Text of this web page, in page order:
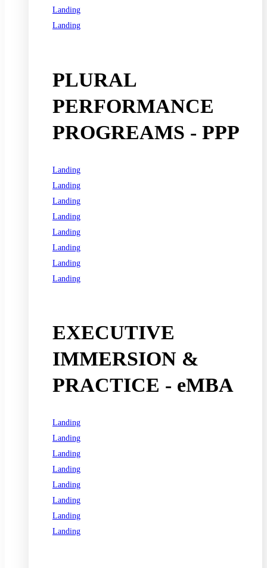
Landing
Landing
PLURAL
PERFORMANCE
PROGREAMS - PPP
Landing
Landing
Landing
Landing
Landing
Landing
Landing
Landing
EXECUTIVE
IMMERSION &
PRACTICE - eMBA
Landing
Landing
Landing
Landing
Landing
Landing
Landing
Landing